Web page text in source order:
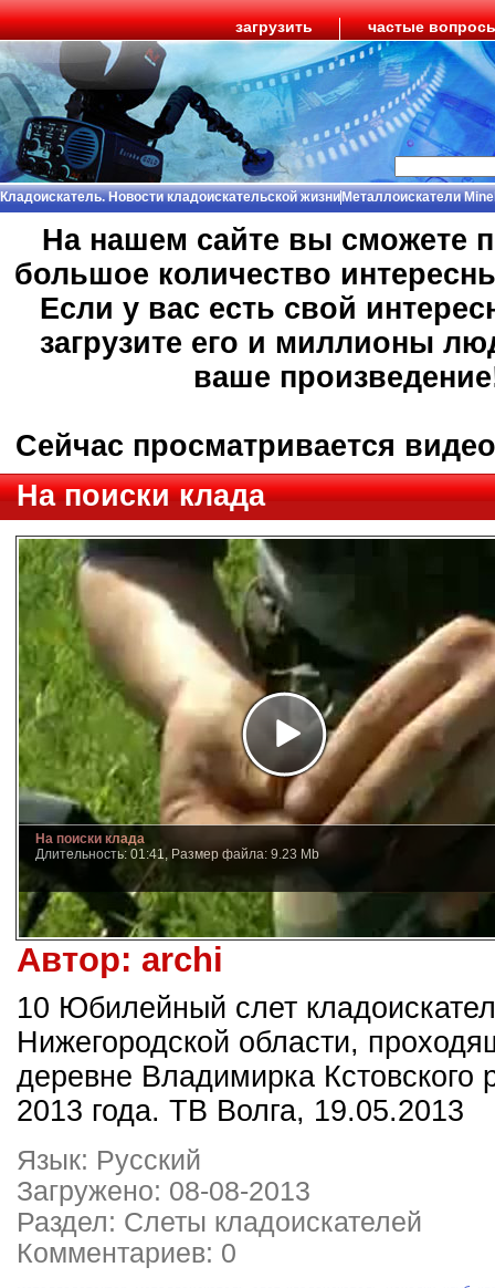
загрузить частые
Кладоискатель. Новости кладоискательской жизниМеталлоискатели
На нашем сайте вы сможете
большое количество
Если у вас есть свой
загрузите его и миллионы
ваше
Сейчас просматривается
На поиски клада
На поиски клада
Длительность: 01:41, Размер файла: 9.23 Mb
Автор: archi
10 Юбилейный слет
Нижегородской области,
деревне Владимирка Кстовского
2013 года. ТВ Волга, 19.05.2013
Язык: Русский
Загружено: 08-08-2013
Раздел: Слеты кладоискателей
Комментариев: 0